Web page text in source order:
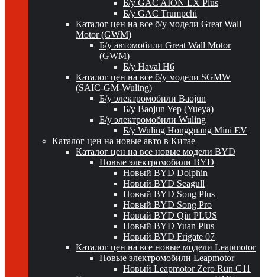
Б/у GAC AION LX Plus
Б/у GAC Trumpchi
Каталог цен на все б/у модели Great Wall
Motor (GWM)
Б/у автомобили Great Wall Motor
(GWM)
Б/у Haval H6
Каталог цен на все б/у модели SGMW
(SAIC-GM-Wuling)
Б/у электромобили Baojun
Б/у Baojun Yep (Yueya)
Б/у электромобили Wuling
Б/у Wuling Hongguang Mini EV
Каталог цен на новые авто в Китае
Каталог цен на все новые модели BYD
Новые электромобили BYD
Новый BYD Dolphin
Новый BYD Seagull
Новый BYD Song Plus
Новый BYD Song Pro
Новый BYD Qin PLUS
Новый BYD Yuan Plus
Новый BYD Frigate 07
Каталог цен на все новые модели Leapmotor
Новые электромобили Leapmotor
Новый Leapmotor Zero Run C11